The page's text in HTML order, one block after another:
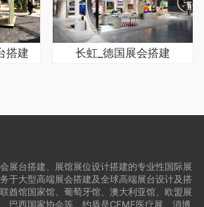
搭建 长虹_德国展会搭建
展台搭建、展馆展位设计搭建的专业性国际展
于大型高端展会搭建及全球高端展台设计及搭
酋馆国家馆、葡萄牙馆、澳大利亚馆、欧盟展
巴西国家协会等。约盾是CEMF医疗展、消博